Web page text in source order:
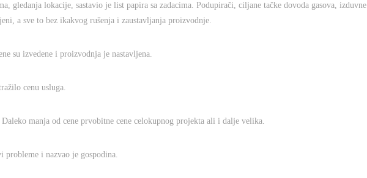
gledanja lokacije, sastavio je list papira sa zadacima. Podupirači, ciljane tačke dovoda gasova, izduvne
a sve to bez ikakvog rušenja i zaustavljanja proizvodnje.
su izvedene i proizvodnja je nastavljena.
cenu usluga.
manja od cene prvobitne cene celokupnog projekta ali i dalje velika.
probleme i nazvao je gospodina.